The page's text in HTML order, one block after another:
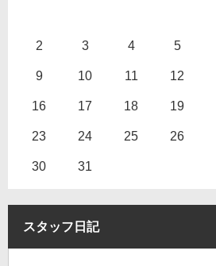
2 3 4 5
9 10 11 12
16 17 18 19
23 24 25 26
30 31
スタッフ日記